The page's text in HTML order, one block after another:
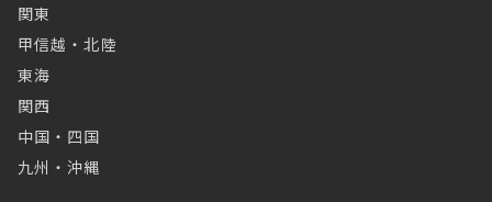
関東
甲信越・北陸
東海
関西
中国・四国
九州・沖縄